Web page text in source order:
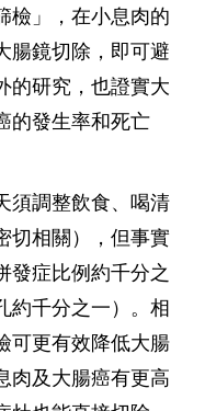
檢」，在小息肉的
腸鏡切除，即可避
的研究，也證實大
的發生率和死亡
須調整飲食、喝清
切相關），但事實
發症比例約千分之
約千分之一）。相
可更有效降低大腸
肉及大腸癌有更高